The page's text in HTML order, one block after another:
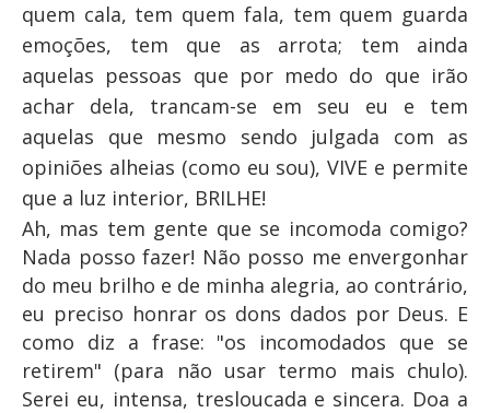
quem cala, tem quem fala, tem quem guarda
emoções, tem que as arrota; tem ainda
aquelas pessoas que por medo do que irão
achar dela, trancam-se em seu eu e tem
aquelas que mesmo sendo julgada com as
opiniões alheias (como eu sou), VIVE e permite
que a luz interior, BRILHE!
Ah, mas tem gente que se incomoda comigo?
Nada posso fazer! Não posso me envergonhar
do meu brilho e de minha alegria, ao contrário,
eu preciso honrar os dons dados por Deus. E
como diz a frase: "os incomodados que se
retirem" (para não usar termo mais chulo).
Serei eu, intensa, tresloucada e sincera. Doa a